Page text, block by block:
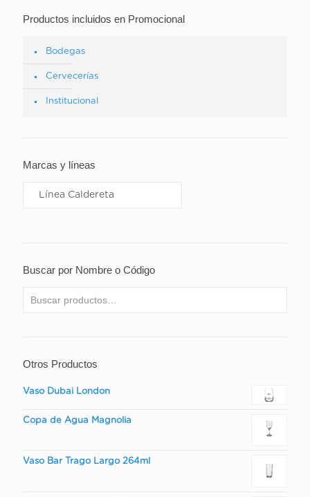
Productos incluidos en Promocional
Bodegas
Cervecerías
Institucional
Marcas y líneas
Buscar por Nombre o Código
Otros Productos
Vaso Dubai London
Copa de Agua Magnolia
Vaso Bar Trago Largo 264ml